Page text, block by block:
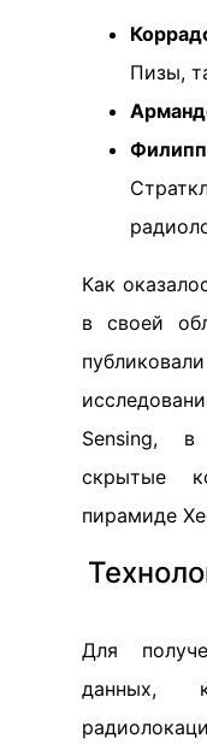
Пизы,
Как
в своей
Sensing, в
скрытые
пирамиде
Для
данных,